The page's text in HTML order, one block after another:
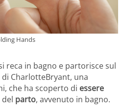
Hands
reca in bagno e partorisce sul
CharlotteBryant, una
che ha scoperto di essere
parto, avvenuto in bagno.